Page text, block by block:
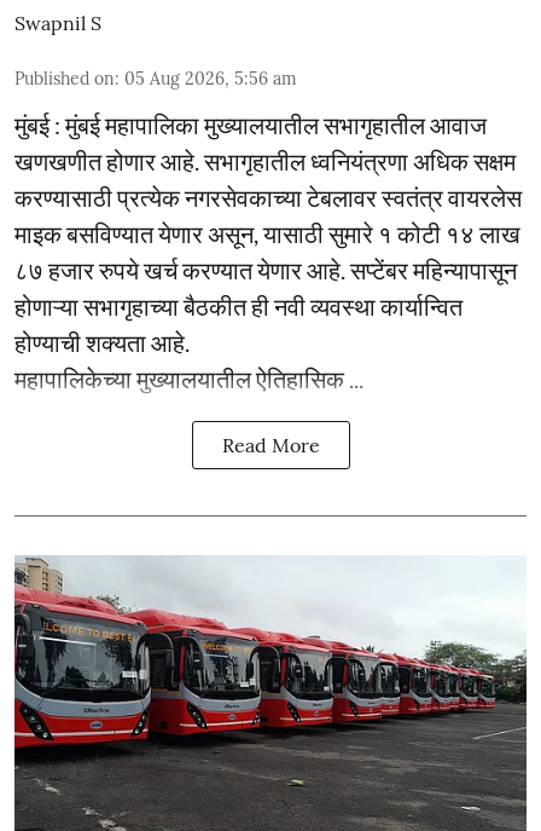
Swapnil S
Published on: 05 Aug 2026, 5:56 am
मुंबई : मुंबई महापालिका मुख्यालयातील सभागृहातील आवाज
खणखणीत होणार आहे. सभागृहातील ध्वनियंत्रणा अधिक सक्षम
करण्यासाठी प्रत्येक नगरसेवकाच्या टेबलावर स्वतंत्र वायरलेस
माइक बसविण्यात येणार असून, यासाठी सुमारे १ कोटी १४ लाख
८७ हजार रुपये खर्च करण्यात येणार आहे. सप्टेंबर महिन्यापासून
होणाऱ्या सभागृहाच्या बैठकीत ही नवी व्यवस्था कार्यान्वित
होण्याची शक्यता आहे.
महापालिकेच्या मुख्यालयातील ऐतिहासिक ...
Read More